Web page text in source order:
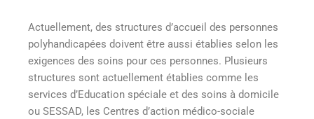
Actuellement, des structures d’accueil des personnes
polyhandicapées doivent être aussi établies selon les
exigences des soins pour ces personnes. Plusieurs
structures sont actuellement établies comme les
services d’Education spéciale et des soins à domicile
ou SESSAD, les Centres d’action médico-sociale